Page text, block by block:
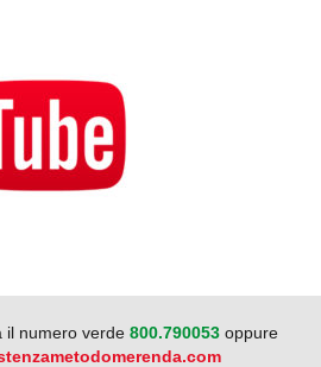
il numero verde 800.790053 oppure